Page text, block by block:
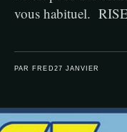
vous habituel.
PAR FRED 27 JANVIER